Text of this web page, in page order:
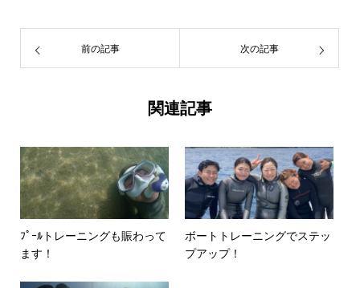
前の記事 次の記事
関連記事
ﾌﾟｰﾙトレーニングも賑わって
ます！
ボートトレーニングでステッ
プアップ！